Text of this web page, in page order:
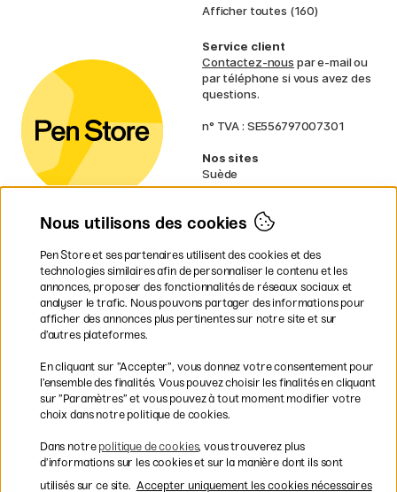
Afficher toutes (160)
Service client
Contactez-nous par e-mail ou
par téléphone si vous avez des
questions.
n° TVA : SE556797007301
Nos sites
Suède
Norvège
Finlande
Irlande
Pays-Bas
Royaume-Uni
UE
volumineux.
Les modes de paiement
Nous utilisons des cookies
Pen Store et ses partenaires utilisent des cookies et des
technologies similaires afin de personnaliser le contenu et les
annonces, proposer des fonctionnalités de réseaux sociaux et
analyser le trafic. Nous pouvons partager des informations pour
afficher des annonces plus pertinentes sur notre site et sur
d’autres plateformes.
En cliquant sur ”Accepter”, vous donnez votre consentement pour
l’ensemble des finalités. Vous pouvez choisir les finalités en cliquant
sur ”Paramètres” et vous pouvez à tout moment modifier votre
choix dans notre politique de cookies.
Dans notre politique de cookies, vous trouverez plus
d’informations sur les cookies et sur la manière dont ils sont
utilisés sur ce site. Accepter uniquement les cookies nécessaires